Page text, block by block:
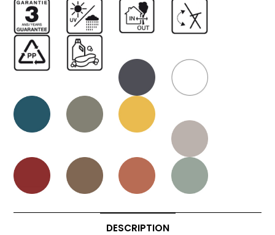
DESCRIPTION